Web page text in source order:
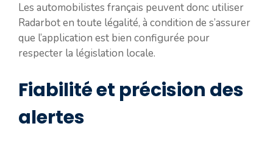
Les automobilistes français peuvent donc utiliser
Radarbot en toute légalité, à condition de s’assurer
que l’application est bien configurée pour
respecter la législation locale.
Fiabilité et précision des
alertes